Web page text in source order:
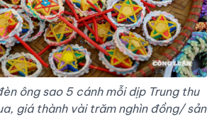
ông sao 5 cánh mỗi dịp Trung thu
giá thành vài trăm nghìn đồng/ sản